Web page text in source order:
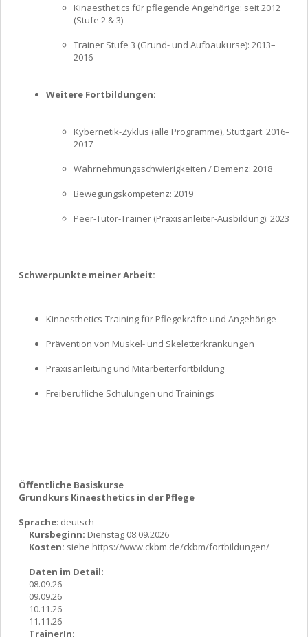
Kinaesthetics für pflegende Angehörige: seit 2012
(Stufe 2 & 3)
Trainer Stufe 3 (Grund- und Aufbaukurse): 2013–
2016
Weitere Fortbildungen:
Kybernetik-Zyklus (alle Programme), Stuttgart: 2016–
2017
Wahrnehmungsschwierigkeiten / Demenz: 2018
Bewegungskompetenz: 2019
Peer-Tutor-Trainer (Praxisanleiter-Ausbildung): 2023
Schwerpunkte meiner Arbeit:
Kinaesthetics-Training für Pflegekräfte und Angehörige
Prävention von Muskel- und Skeletterkrankungen
Praxisanleitung und Mitarbeiterfortbildung
Freiberufliche Schulungen und Trainings
Öffentliche Basiskurse
Grundkurs Kinaesthetics in der Pflege
Sprache: deutsch
Kursbeginn: Dienstag 08.09.2026
Kosten: siehe https://www.ckbm.de/ckbm/fortbildungen/
Daten im Detail:
08.09.26
09.09.26
10.11.26
11.11.26
TrainerIn: